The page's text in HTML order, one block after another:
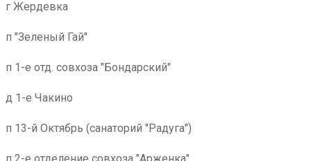
г Жердевка
п "Зеленый Гай"
п 1-е отд. совхоза "Бондарский"
д 1-е Чакино
п 13-й Октябрь (санаторий "Радуга")